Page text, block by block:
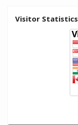
Visitor Statistics